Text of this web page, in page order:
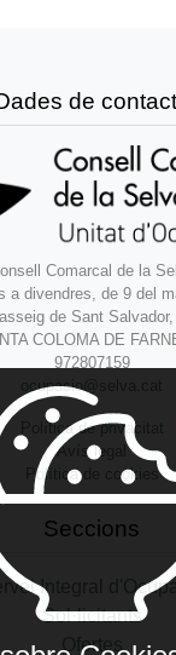
de
Comarcal de la
a divendres, de 9 del
de Sant
COLOMA DE
972807159
ocupacio@selva.cat
Política de privacitat
Avís legal
Política de cookies
Seccions
Integral
Sol·licitants
Ofertes